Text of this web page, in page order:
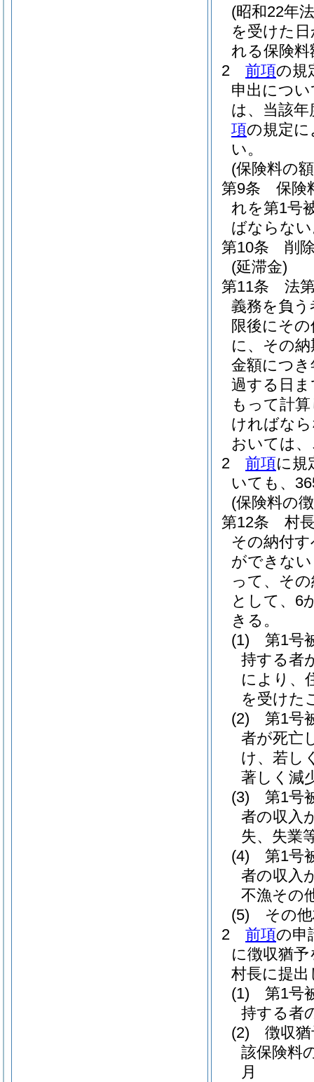
(昭和22年
を受けた
れる保険
2
前項の規
申出につ
は、当該
項の規定
い。
(保険料の
第9条
保険
れを第1号
ばならな
第10条
削
(延滞金)
第11条
法
義務を負う
限後にそ
に、その
金額につ
過する日
もって計
ければな
おいては
2
前項に規
いても、
(保険料の
第12条
村
その納付
ができな
って、そ
として、6
きる。
(1)
第1号
持する者
により、
を受けた
(2)
第1号
者が死亡
け、若し
著しく減
(3)
第1号
者の収入
失、失業
(4)
第1号
者の収入
不漁その
(5)
その
2
前項の申
に徴収猶
村長に提
(1)
第1号
持する者
(2)
徴収
該保険料
月